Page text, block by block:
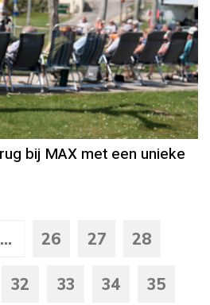
bij MAX met een unieke
... 26 27 28
32 33 34 35